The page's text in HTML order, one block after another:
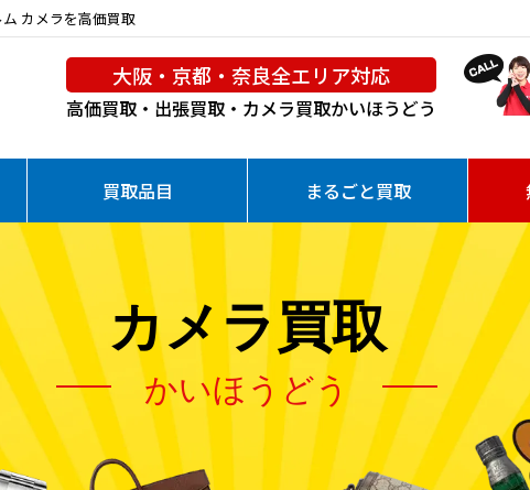
カメラを高価買取
大阪・京都・奈良全エリア対応
高価買取・出張買取・カメラ買取かいほうどう
買取品目 まるごと買取
カメラ買取
かいほうどう